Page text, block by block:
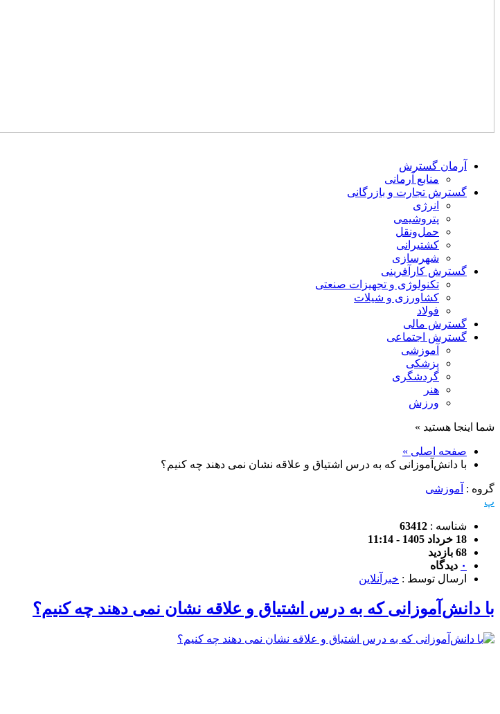
آرمان گسترش
منابع آرمانی
گسترش تجارت و بازرگانی
انرژی
پتروشیمی
حمل‌و‌نقل
کشتیرانی
شهرسازی
گسترش کارآفرینی
تکنولوژی و تجهیزات صنعتی
کشاورزی و شیلات
فولاد
گسترش مالی
گسترش اجتماعی
آموزشی
پزشکی
گردشگری
هنر
ورزش
شما اینجا هستید »
صفحه اصلی »
با دانش‌آموزانی که به درس اشتیاق و علاقه نشان نمی دهند چه کنیم؟
گروه : آموزشی
پ
شناسه : 63412
18 خرداد 1405 - 11:14
68 بازدید
۰ دیدگاه
ارسال توسط : خبرآنلاین
با دانش‌آموزانی که به درس اشتیاق و علاقه نشان نمی دهند چه کنیم؟